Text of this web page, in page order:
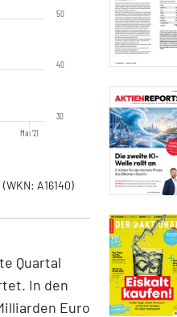
Mai '21
30
40
50
(WKN: A16140)
Quartal
In den
Euro